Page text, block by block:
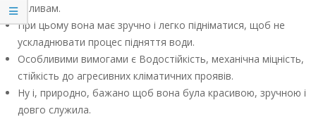
впливам.
При цьому вона має зручно і легко підніматися, щоб не
ускладнювати процес підняття води.
Особливими вимогами є Водостійкість, механічна міцність,
стійкість до агресивних кліматичних проявів.
Ну і, природно, бажано щоб вона була красивою, зручною і
довго служила.